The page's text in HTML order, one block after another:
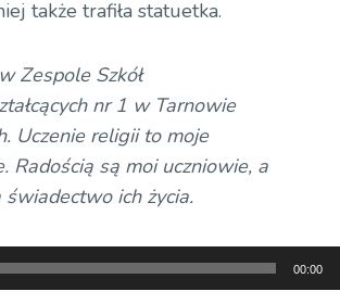
także trafiła statuetka.
Zespole Szkół
nr 1 w Tarnowie
Uczenie religii to moje
Radością są moi uczniowie, a
świadectwo ich życia.
00:00